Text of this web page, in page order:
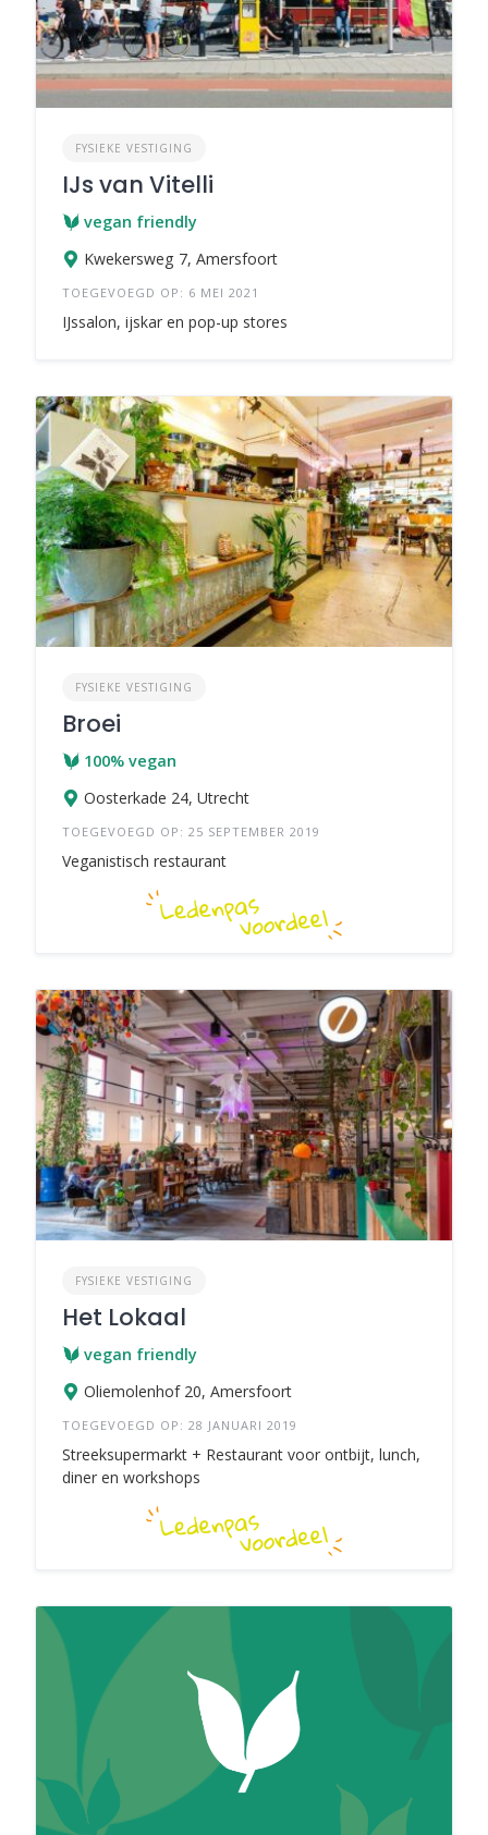
FYSIEKE VESTIGING
IJs van Vitelli
vegan friendly
Kwekersweg 7, Amersfoort
TOEGEVOEGD OP: 6 MEI 2021
IJssalon, ijskar en pop-up stores
FYSIEKE VESTIGING
Broei
100% vegan
Oosterkade 24, Utrecht
TOEGEVOEGD OP: 25 SEPTEMBER 2019
Veganistisch restaurant
FYSIEKE VESTIGING
Het Lokaal
vegan friendly
Oliemolenhof 20, Amersfoort
TOEGEVOEGD OP: 28 JANUARI 2019
Streeksupermarkt + Restaurant voor ontbijt, lunch,
diner en workshops